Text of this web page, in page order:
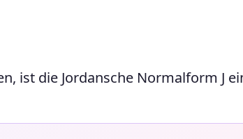
ist die Jordansche Normalform J